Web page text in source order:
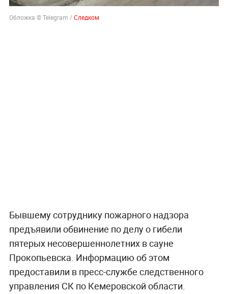
Обложка © Telegram /Следком
Бывшему сотруднику пожарного надзора
предъявили обвинение по делу о гибели
пятерых несовершеннолетних в сауне
Прокопьевска. Информацию об этом
предоставили в пресс-службе следственного
управления СК по Кемеровской области.